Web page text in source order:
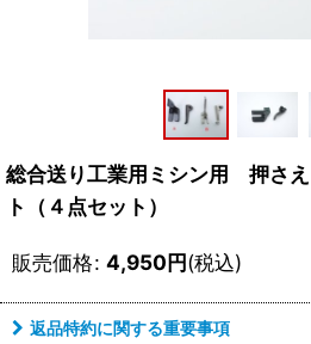
総合送り工業用ミシン用 押さ
ト（４点セット）
販売価格: 4,950円(税込)
返品特約に関する重要事項